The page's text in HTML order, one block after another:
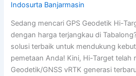
Indosurta Banjarmasin
Sedang mencari GPS Geodetik Hi-
dengan harga terjangkau di
solusi terbaik untuk mendukung
pemetaan Anda! Kini, Hi-Target telah
Geodetik/GNSS vRTK generasi